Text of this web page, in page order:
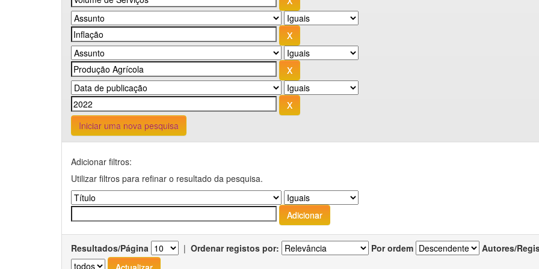
Iniciar uma nova pesquisa
Adicionar filtros:
Utilizar filtros para refinar o resultado da pesquisa.
Resultados/Página | Ordenar registos por: Por ordem Autores/